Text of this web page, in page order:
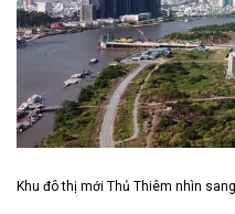
Khu đô thị mới Thủ Thiêm nhìn